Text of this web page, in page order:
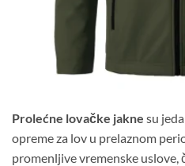
Prolećne lovačke jakne su
opreme za lov u prelaznom
promenljive vremenske uslove,